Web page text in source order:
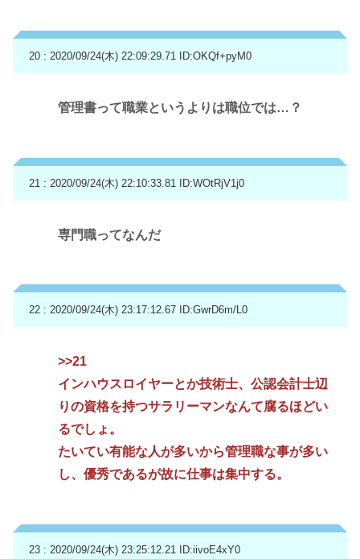
20 : 2020/09/24(木) 22:09:29.71 ID:OKQf+pyM0
管理書って職業というよりは職位では…？
21 : 2020/09/24(木) 22:10:33.81 ID:WOtRjV1j0
専門職ってなんだ
22 : 2020/09/24(木) 23:17:12.67 ID:GwrD6m/L0
>>21
インハウスロイヤーとか技術士、公認会計士辺
りの資格を持つサラリーマンなんて腐るほどい
るでしょ。
たいてい有能な人が多いから管理職な事が多い
し、優秀であるが故に仕事は集中する。
23 : 2020/09/24(木) 23:25:12.21 ID:iivoE4xY0